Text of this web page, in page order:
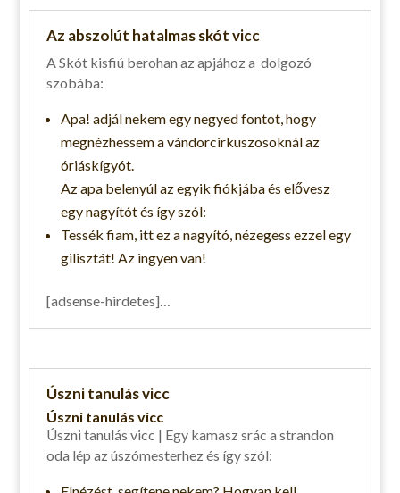
Az abszolút hatalmas skót vicc
A Skót kisfiú berohan az apjához a dolgozó
szobába:
Apa! adjál nekem egy negyed fontot, hogy
megnézhessem a vándorcirkuszosoknál az
óriáskígyót.
Az apa belenyúl az egyik fiókjába és elővesz
egy nagyítót és így szól:
Tessék fiam, itt ez a nagyító, nézegess ezzel egy
gilisztát! Az ingyen van!
[adsense-hirdetes]…
Úszni tanulás vicc
Úszni tanulás vicc
Úszni tanulás vicc | Egy kamasz srác a strandon
oda lép az úszómesterhez és így szól: